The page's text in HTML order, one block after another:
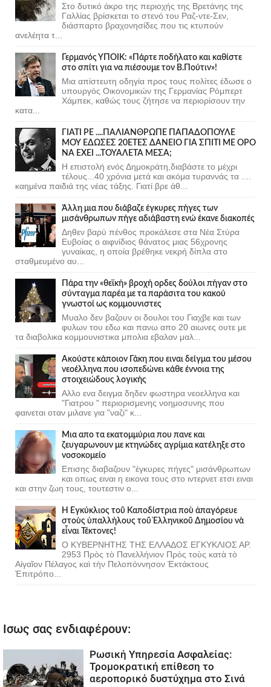
Στο δυτικό άκρο της περιοχής της Βρετάνης της
Γαλλίας βρίσκεται το στενό του Ραζ-ντε-Σεν,
διάσπαρτο βραχονησίδες που τις κτυπούν
ανελέητα τ...
Γερμανός ΥΠΟΙΚ: «Πάρτε ποδήλατο και καθίστε
στο σπίτι για να πιέσουμε τον Β.Πούτιν»!
Μια απίστευτη οδηγία προς τους πολίτες έδωσε ο
υπουργός Οικονομικών της Γερμανίας Ρόμπερτ
Χάμπεκ, καθώς τους ζήτησε να περιορίσουν την
κατα...
ΓΙΑΤΙ ΡΕ ....ΠΑΛΙΑΝΘΡΩΠΕ ΠΑΠΑΔΟΠΟΥΛΕ
ΜΟΥ ΕΔΩΣΕΣ 20ΕΤΕΣ ΔΑΝΕΙΟ ΓΙΑ ΣΠΙΤΙ ΜΕ ΟΡΟ
ΝΑ ΕΧΕΙ ...ΤΟΥΑΛΕΤΑ ΜΕΣΑ;
Η επιστολή ενός Δημοκράτη,διαβάστε το μέχρι
τέλους...40 χρόνια μετά και ακόμα τυραννάς τα ....
καημένα παιδιά της νέας τάξης. Γιατί βρε άθ...
Άλλη μια που διάβαζε έγκυρες πήγες των
μισάνθρωπων πήγε αδιάβαστη ενώ έκανε διακοπές
Δηθεν βαρύ πένθος προκάλεσε στα Νέα Στύρα
Ευβοίας ο αιφνίδιος θάνατος μιας 56χρονης
γυναίκας, η οποία βρέθηκε νεκρή δίπλα στο
σταθμευμένο αυ...
Πάρα την «θεϊκή» βροχή ορδες δούλοι πήγαν στο
σύνταγμα παρέα με τα παράσιτα του κακού
γνωστοί ως κομμουνιστες
Μυαλο δεν βαζουν οι δουλοι του Γιαχβε και των
φυλων του εδω και πανω απο 20 αιωνες ουτε με
τα διαβολικα κομμουνιστικα μπολια εβαλαν μαλ...
Ακούστε κάποιον Γάκη που ειναι δείγμα του μέσου
νεοέλληνα που ισοπεδώνει κάθε έννοια της
στοιχειώδους λογικής
Αλλο ενα δειγμα δηδεν φωστηρα νεοελληνα και
"Γιατρου " περιορισμενης νοημοσυνης που
φαινεται οταν μιλανε για "ναζι" κ...
Μια απο τα εκατομμύρια που πανε και
ζευγαρωνουν με κτηνώδες αγρίμια κατέληξε στο
νοσοκομείο
Επισης διαβαζουν "έγκυρες πήγες" μισάνθρωπων
και οπως ειναι η εικονα τους στο ιντερνετ ετσι ειναι
και στην ζωη τους, τουτεστιν ο...
Ἡ Ἐγκύκλιος τοῦ Καποδίστρια ποὺ ἀπαγόρευε
στοὺς ὑπαλλήλους τοῦ Ἑλληνικοῦ Δημοσίου νὰ
εἶναι Τέκτονες!
Ο ΚΥΒΕΡΝΗΤΗΣ ΤΗΣ ΕΛΛΑΔΟΣ ΕΓΚΥΚΛΙΟΣ ΑΡ.
2953 Πρὸς τὸ Πανελλήνιον Πρὸς τοὺς κατὰ τὸ
Αἰγαῖον Πέλαγος καὶ τὴν Πελοπόννησον Ἐκτάκτους
Ἐπιτρόπο...